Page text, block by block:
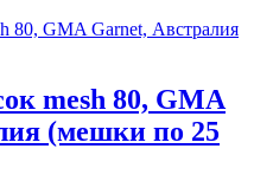
mesh 80, GMA
(мешки по 25